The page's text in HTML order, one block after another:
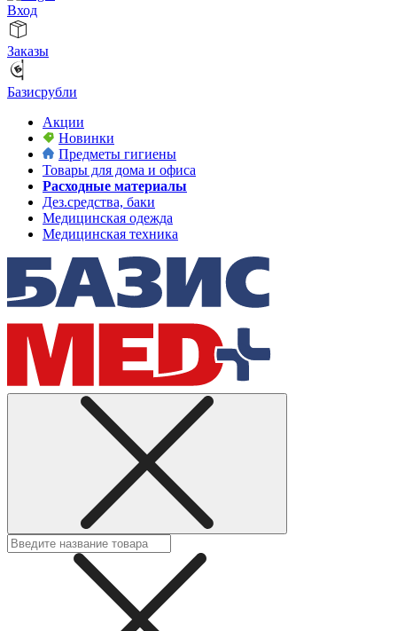
Вход
Заказы
Базисрубли
Акции
Новинки
Предметы гигиены
Товары для дома и офиса
Расходные материалы
Дез.средства, баки
Медицинская одежда
Медицинская техника